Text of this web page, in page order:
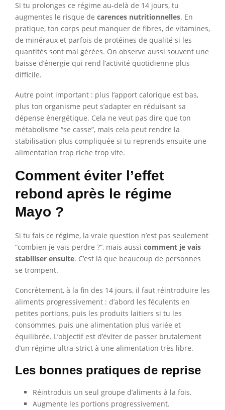
Si tu prolonges ce régime au-delà de 14 jours, tu
augmentes le risque de carences nutritionnelles. En
pratique, ton corps peut manquer de fibres, de vitamines,
de minéraux et parfois de protéines de qualité si les
quantités sont mal gérées. On observe aussi souvent une
baisse d’énergie qui rend l’activité quotidienne plus
difficile.
Autre point important : plus l’apport calorique est bas,
plus ton organisme peut s’adapter en réduisant sa
dépense énergétique. Cela ne veut pas dire que ton
métabolisme “se casse”, mais cela peut rendre la
stabilisation plus compliquée si tu reprends ensuite une
alimentation trop riche trop vite.
Comment éviter l’effet
rebond après le régime
Mayo ?
Si tu fais ce régime, la vraie question n’est pas seulement
“combien je vais perdre ?”, mais aussi comment je vais
stabiliser ensuite. C’est là que beaucoup de personnes
se trompent.
Concrètement, à la fin des 14 jours, il faut réintroduire les
aliments progressivement : d’abord les féculents en
petites portions, puis les produits laitiers si tu les
consommes, puis une alimentation plus variée et
équilibrée. L’objectif est d’éviter de passer brutalement
d’un régime ultra-strict à une alimentation très libre.
Les bonnes pratiques de reprise
Réintroduis un seul groupe d’aliments à la fois.
Augmente les portions progressivement.